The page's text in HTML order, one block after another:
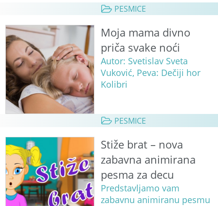
PESMICE
Moja mama divno
priča svake noći
Autor: Svetislav Sveta
Vuković, Peva: Dečiji hor
Kolibri
PESMICE
Stiže brat – nova
zabavna animirana
pesma za decu
Predstavljamo vam
zabavnu animiranu pesmu